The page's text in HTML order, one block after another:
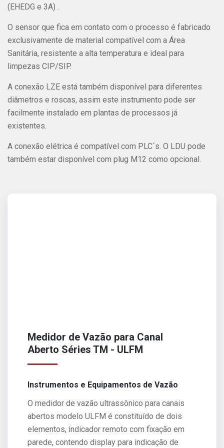
(EHEDG e 3A) .
O sensor que fica em contato com o processo é fabricado
exclusivamente de material compatível com a Área
Sanitária, resistente a alta temperatura e ideal para
limpezas CIP/SIP.
A conexão LZE está também disponível para diferentes
diâmetros e roscas, assim este instrumento pode ser
facilmente instalado em plantas de processos já
existentes.
A conexão elétrica é compatível com PLC´s. O LDU pode
também estar disponível com plug M12 como opcional.
Medidor de Vazão para Canal
Aberto Séries TM - ULFM
Instrumentos e Equipamentos de Vazão
O medidor de vazão ultrassônico para canais
abertos modelo ULFM é constituído de dois
elementos, indicador remoto com fixação em
parede, contendo display para indicação de